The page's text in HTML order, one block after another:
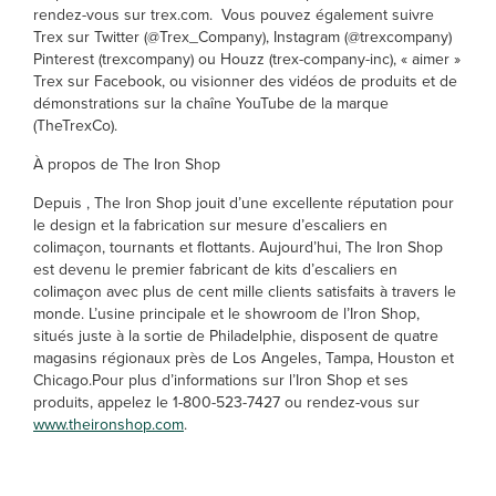
rendez-vous sur trex.com. Vous pouvez également suivre
Trex sur Twitter (@Trex_Company), Instagram (@trexcompany)
Pinterest (trexcompany) ou Houzz (trex-company-inc), « aimer »
Trex sur Facebook, ou visionner des vidéos de produits et de
démonstrations sur la chaîne YouTube de la marque
(TheTrexCo).
À propos de The Iron Shop
Depuis , The Iron Shop jouit d’une excellente réputation pour
le design et la fabrication sur mesure d’escaliers en
colimaçon, tournants et flottants. Aujourd’hui, The Iron Shop
est devenu le premier fabricant de kits d’escaliers en
colimaçon avec plus de cent mille clients satisfaits à travers le
monde. L’usine principale et le showroom de l’Iron Shop,
situés juste à la sortie de Philadelphie, disposent de quatre
magasins régionaux près de Los Angeles, Tampa, Houston et
Chicago.Pour plus d’informations sur l’Iron Shop et ses
produits, appelez le 1-800-523-7427 ou rendez-vous sur
www.theironshop.com.